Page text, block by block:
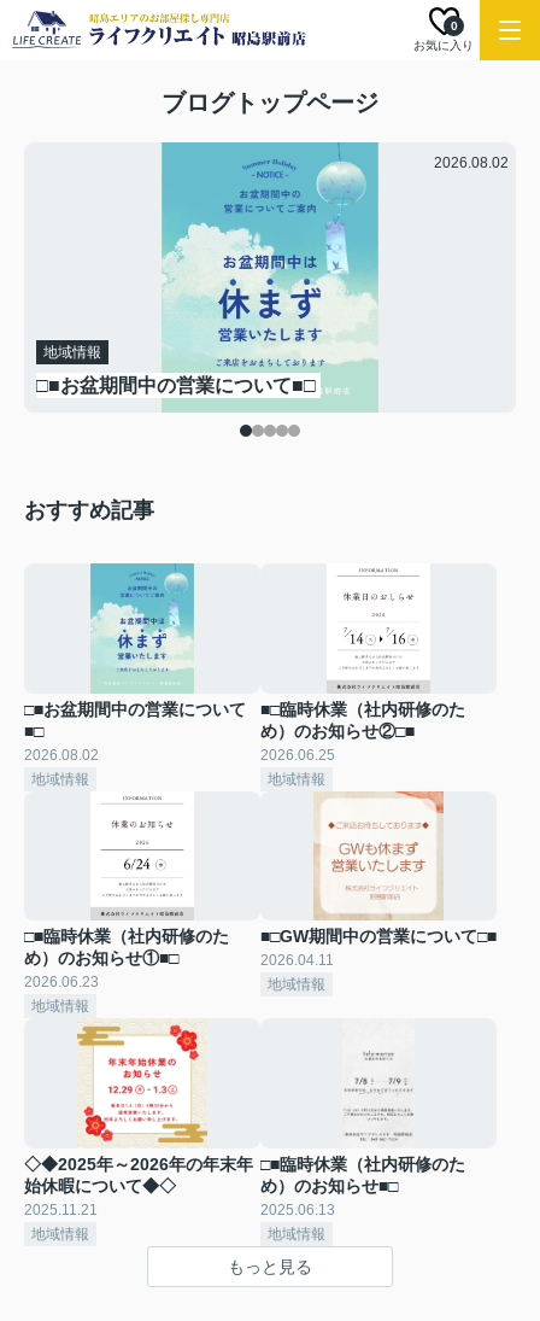
お気に入り
0
ブログトップページ
2026.08.02
地域情報
□■お盆期間中の営業について■□
おすすめ記事
□■お盆期間中の営業について
■□
2026.08.02
地域情報
■□臨時休業（社内研修のた
め）のお知らせ②□■
2026.06.25
地域情報
□■臨時休業（社内研修のた
め）のお知らせ①■□
2026.06.23
地域情報
■□GW期間中の営業について□■
2026.04.11
地域情報
◇◆2025年～2026年の年末年
始休暇について◆◇
2025.11.21
地域情報
□■臨時休業（社内研修のた
め）のお知らせ■□
2025.06.13
地域情報
もっと見る